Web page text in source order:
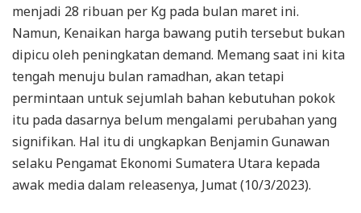
menjadi 28 ribuan per Kg pada bulan maret ini.
Namun, Kenaikan harga bawang putih tersebut bukan
dipicu oleh peningkatan demand. Memang saat ini kita
tengah menuju bulan ramadhan, akan tetapi
permintaan untuk sejumlah bahan kebutuhan pokok
itu pada dasarnya belum mengalami perubahan yang
signifikan. Hal itu di ungkapkan Benjamin Gunawan
selaku Pengamat Ekonomi Sumatera Utara kepada
awak media dalam releasenya, Jumat (10/3/2023).